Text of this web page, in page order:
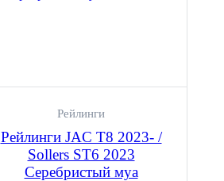
Рейлинги
Рейлинги JAC T8 2023- /
Sollers ST6 2023
Серебристый муа